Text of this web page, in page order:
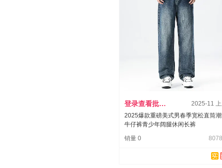
登录查看批发价
2025-11
2025爆款重磅美式男春季宽松直筒
牛仔裤青少年阔腿休闲长裤
销量 0